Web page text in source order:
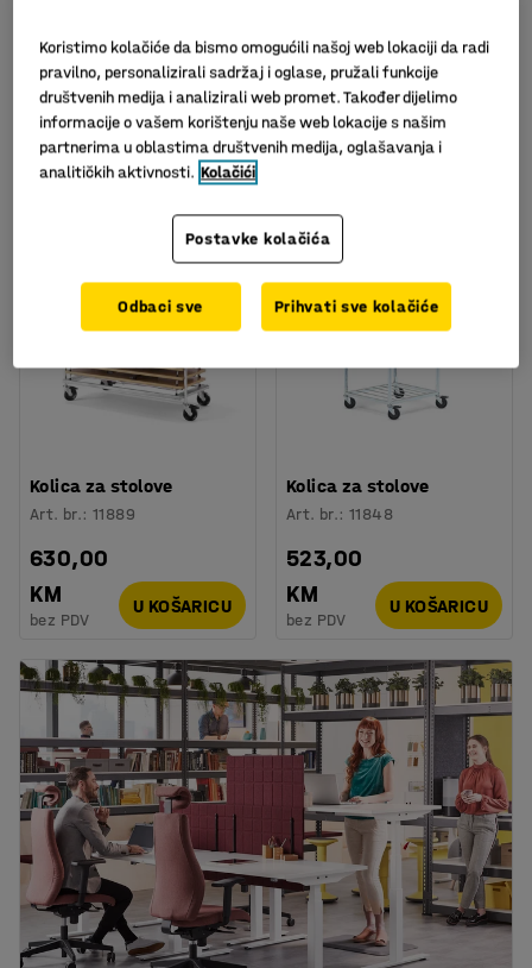
Art. br.
3.054,00 KM
bez PDV
U KOŠARICU
Art. br. :118642
2.652,00 KM
bez PDV
Kolica za stolove
Art. br.:11889
630,00
KM
bez PDV
U KOŠARICU
Kolica za stolove
Art. br.:11848
523,00
KM
bez PDV
U KOŠARICU
Koristimo kolačiće da bismo omogućili našoj web lokaciji da radi
pravilno, personalizirali sadržaj i oglase, pružali funkcije
društvenih medija i analizirali web promet. Također dijelimo
informacije o vašem korištenju naše web lokacije s našim
partnerima u oblastima društvenih medija, oglašavanja i
analitičkih aktivnosti. Kolačići
Postavke kolačića
Odbaci sve Prihvati sve kolačiće